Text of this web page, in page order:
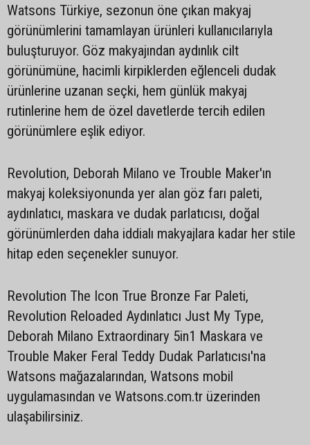
Watsons Türkiye, sezonun öne çıkan makyaj
görünümlerini tamamlayan ürünleri kullanıcılarıyla
buluşturuyor. Göz makyajından aydınlık cilt
görünümüne, hacimli kirpiklerden eğlenceli dudak
ürünlerine uzanan seçki, hem günlük makyaj
rutinlerine hem de özel davetlerde tercih edilen
görünümlere eşlik ediyor.
Revolution, Deborah Milano ve Trouble Maker'ın
makyaj koleksiyonunda yer alan göz farı paleti,
aydınlatıcı, maskara ve dudak parlatıcısı, doğal
görünümlerden daha iddialı makyajlara kadar her stile
hitap eden seçenekler sunuyor.
Revolution The Icon True Bronze Far Paleti,
Revolution Reloaded Aydınlatıcı Just My Type,
Deborah Milano Extraordinary 5in1 Maskara ve
Trouble Maker Feral Teddy Dudak Parlatıcısı'na
Watsons mağazalarından, Watsons mobil
uygulamasından ve Watsons.com.tr üzerinden
ulaşabilirsiniz.